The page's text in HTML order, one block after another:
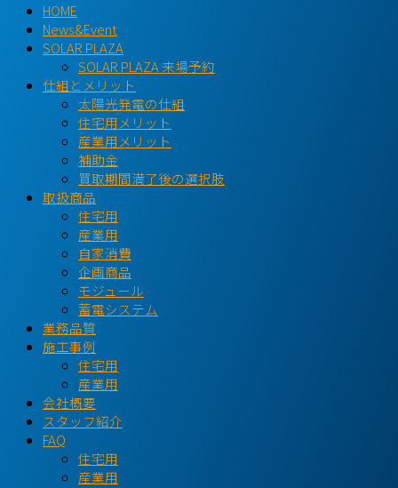
HOME
News&Event
SOLAR PLAZA
SOLAR PLAZA 来場予約
仕組とメリット
太陽光発電の仕組
住宅用メリット
産業用メリット
補助金
買取期間満了後の選択肢
取扱商品
住宅用
産業用
自家消費
企画商品
モジュール
蓄電システム
業務品質
施工事例
住宅用
産業用
会社概要
スタッフ紹介
FAQ
住宅用
産業用